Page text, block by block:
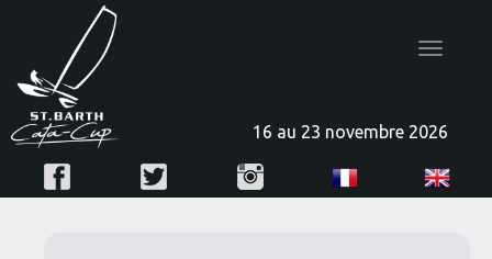
Toggle
16 au 23 novembre 2026